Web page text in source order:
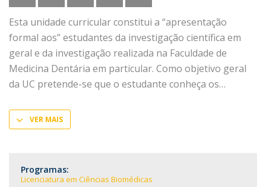
Esta unidade curricular constitui a “apresentação
formal aos” estudantes da investigação científica em
geral e da investigação realizada na Faculdade de
Medicina Dentária em particular. Como objetivo geral
da UC pretende-se que o estudante conheça os
VER MAIS
Programas:
Licenciatura em Ciências Biomédicas